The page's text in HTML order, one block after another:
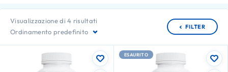
Visualizzazione di 4 risultati
Ordinamento predefinito
FILTER
ESAURITO